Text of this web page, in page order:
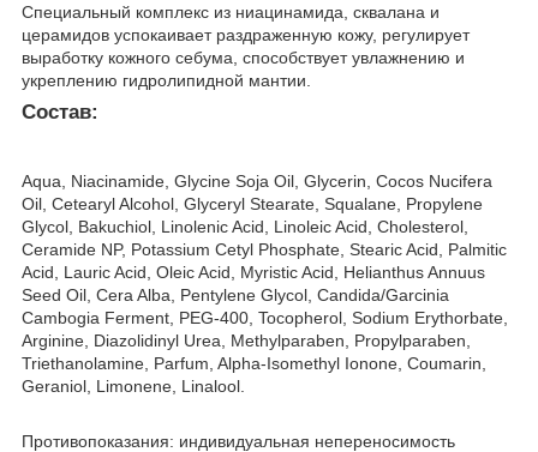
Специальный комплекс из ниацинамида, сквалана и
церамидов успокаивает раздраженную кожу, регулирует
выработку кожного себума, способствует увлажнению и
укреплению гидролипидной мантии.
Состав:
Aqua, Niacinamide, Glycine Soja Oil, Glycerin, Cocos Nucifera
Oil, Cetearyl Alcohol, Glyceryl Stearate, Squalane, Propylene
Glycol, Bakuchiol, Linolenic Acid, Linoleic Acid, Cholesterol,
Ceramide NP, Potassium Cetyl Phosphate, Stearic Acid, Palmitic
Acid, Lauric Acid, Oleic Acid, Myristic Acid, Helianthus Annuus
Seed Oil, Cera Alba, Pentylene Glycol, Candida/Garcinia
Cambogia Ferment, PEG-400, Tocopherol, Sodium Erythorbate,
Arginine, Diazolidinyl Urea, Methylparaben, Propylparaben,
Triethanolamine, Parfum, Alpha-Isomethyl Ionone, Coumarin,
Geraniol, Limonene, Linalool.
Противопоказания: индивидуальная непереносимость